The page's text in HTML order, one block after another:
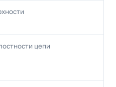
цепи